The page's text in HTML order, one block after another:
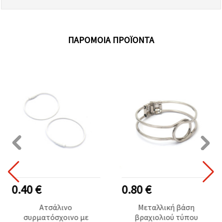
ΠΑΡΌΜΟΙΑ ΠΡΟΪΌΝΤΑ
0.40 €
Ατσάλινο
συρματόσχοινο με
0.80 €
Μεταλλική βάση
βραχιολιού τύπου